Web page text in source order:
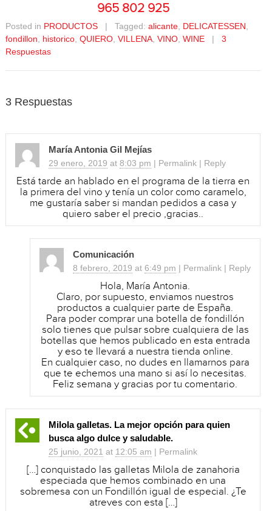
965 802 925
Posted in PRODUCTOS | Tagged: alicante, DELICATESSEN,
fondillon, historico, QUIERO, VILLENA, VINO, WINE | 3
Respuestas
3 Respuestas
María Antonia Gil Mejías
29 enero, 2019 at 8:03 pm | Permalink | Reply
Está tarde an hablado en el programa de la tierra en
la primera del vino y tenía un color como caramelo,
me gustaría saber si mandan pedidos a casa y
quiero saber el precio ,gracias..
Comunicación
8 febrero, 2019 at 6:49 pm | Permalink | Reply
Hola, María Antonia.
Claro, por supuesto, enviamos nuestros
productos a cualquier parte de España.
Para poder comprar una botella de fondillón
solo tienes que pulsar sobre cualquiera de las
botellas que hemos publicado en esta entrada
y eso te llevará a nuestra tienda online.
En cualquier caso, no dudes en llamarnos para
que te echemos una mano si así lo necesitas.
Feliz semana y gracias por tu comentario.
Milola galletas. La mejor opción para quien
busca algo dulce y saludable.
25 junio, 2021 at 12:05 am | Permalink
[…] conquistado las galletas Milola de zanahoria
especiada que hemos combinado en una
sobremesa con un Fondillón igual de especial. ¿Te
atreves con esta […]